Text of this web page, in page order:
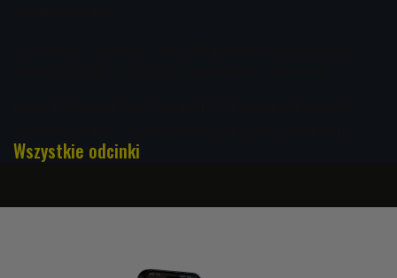
Wszystkie odcinki